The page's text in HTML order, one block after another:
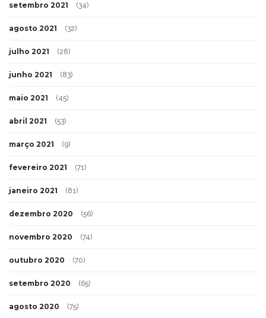
setembro 2021 (34)
agosto 2021 (32)
julho 2021 (28)
junho 2021 (83)
maio 2021 (45)
abril 2021 (53)
março 2021 (9)
fevereiro 2021 (71)
janeiro 2021 (81)
dezembro 2020 (56)
novembro 2020 (74)
outubro 2020 (70)
setembro 2020 (65)
agosto 2020 (75)